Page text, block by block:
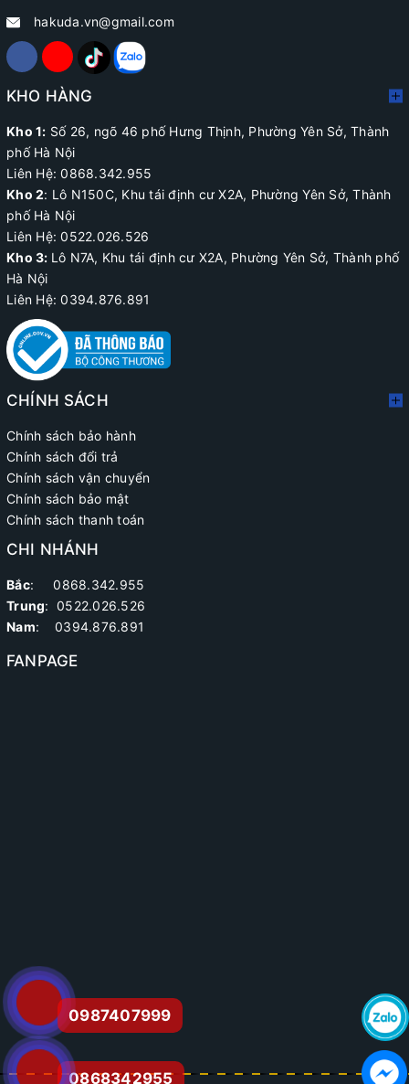
hakuda.vn@gmail.com
KHO HÀNG
Kho 1: Số 26, ngõ 46 phố Hưng Thịnh, Phường Yên Sở, Thành
phố Hà Nội
Liên Hệ: 0868.342.955
Kho 2: Lô N150C, Khu tái định cư X2A, Phường Yên Sở, Thành
phố Hà Nội
Liên Hệ:0522.026.526
Kho 3: Lô N7A, Khu tái định cư X2A, Phường Yên Sở, Thành phố
Hà Nội
Liên Hệ: 0394.876.891
CHÍNH SÁCH
Chính sách bảo hành
Chính sách đổi trả
Chính sách vận chuyển
Chính sách bảo mật
Chính sách thanh toán
CHI NHÁNH
Bắc: 0868.342.955
Trung: 0522.026.526
Nam: 0394.876.891
FANPAGE
0868342955
0987407999